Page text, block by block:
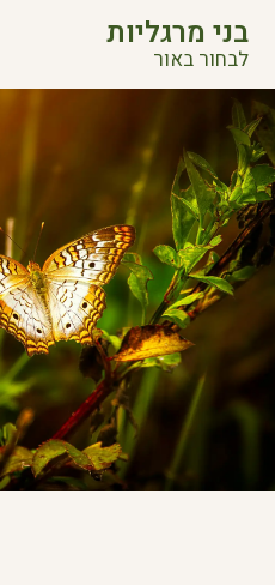
בני מרגליות
לבחור באור